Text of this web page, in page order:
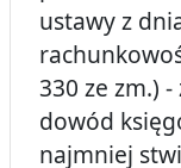
ustawy z
330 ze zm.)
dowód
najmniej